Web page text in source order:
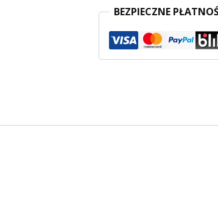
BEZPIECZNE